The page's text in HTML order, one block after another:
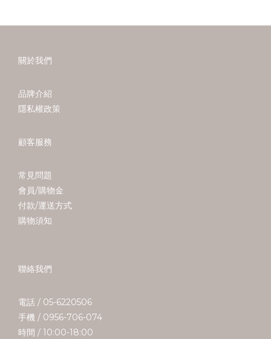
關於我們
品牌介紹
隱私權政策
顧客服務
常見問題
會員/購物金
付款/運送方式
購物須知
聯絡我們
電話 / 05-6220506
手機 / 0956-706-074
時間 / 10:00-18:00